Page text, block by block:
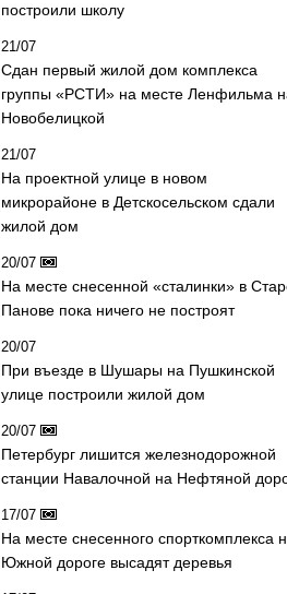
построили школу
21/07
Сдан первый жилой дом комплекса
группы «РСТИ» на месте Ленфильма
Новобелицкой
21/07
На проектной улице в новом
микрорайоне в Детскосельском сдали
жилой дом
20/07
На месте снесенной «сталинки» в
Панове пока ничего не построят
20/07
При въезде в Шушары на Пушкинской
улице построили жилой дом
20/07
Петербург лишится железнодорожной
станции Навалочной на Нефтяной
17/07
На месте снесенного спорткомплекса
Южной дороге высадят деревья